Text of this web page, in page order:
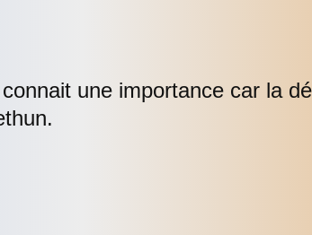
une importance car la